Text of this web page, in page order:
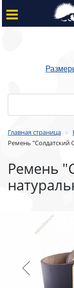
Главная страница
Ремень "Cолдатский
Ремень